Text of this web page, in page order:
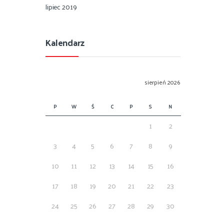
lipiec 2019
Kalendarz
sierpień 2026
P W Ś C P S N
1
2
3
4 5 6 7 8
9
10
11 12 13 14 15
16
17
18 19 20 21 22
23
24
25 26 27 28 29
30